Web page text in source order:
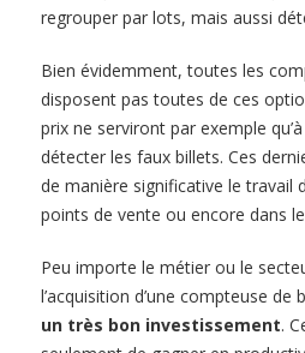
regrouper par lots, mais aussi
Bien évidemment, toutes les
disposent pas toutes de ces
prix ne serviront par exemple
détecter les faux billets. Ces
de manière significative le travail
points de vente ou encore dans
Peu importe le métier ou le
l’acquisition d’une compteuse
un très bon investissement.